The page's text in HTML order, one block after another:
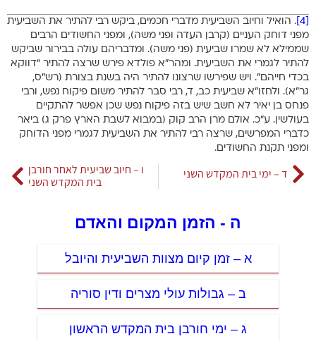
. הואיל וחיוב השביעית מדברי חכמים, ביקש רבי להתיר את השביעית
מפני דוחק העניים (קרבן העדה ופני משה), ומפני החשודים הרבים
שממילא לא שמרו שביעית (פני משה). ומדבריהם עולה בבירור שביקש
להתיר לגמרי את השביעית. ומהר”א פולדא פירש שרצה להתיר “דווקא
בכדי חייהם”. ויש שפירשו שרצונו להתיר היה בשנת בצורת (רש”ס,
גר”א). ולחזו”א שביעית כב, ד, רבי סבר להתיר משום פיקוח נפש, ורבי
פנחס בן יאיר לא חשב שיש בזה פיקוח נפש שכן אפשר להתקיים
בעולשין. ע”כ. אולם מרן הרב קוק (במבוא לשבת הארץ פרק ג) ביאר
כדברי המפרשים, שרצה רבי להתיר את השביעית לגמרי מפני הדוחק
ומפני תקנת החשודים.
ד – ימי בית המקדש השני
ו – חיוב שביעית לאחר חורבן
בית המקדש השני
ה - הזמן המקום והאדם
א – זמן קיום מצוות השביעית והיובל
ב – גבולות עולי מצרים ודין סוריה
ג – ימי חורבן בית המקדש הראשון